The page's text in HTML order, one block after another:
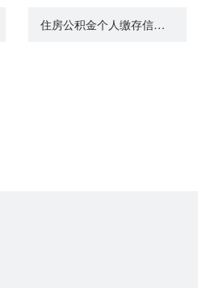
住房公积金个人缴存信息查询